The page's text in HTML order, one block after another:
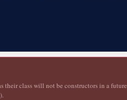
their class will not be constructors in a
).